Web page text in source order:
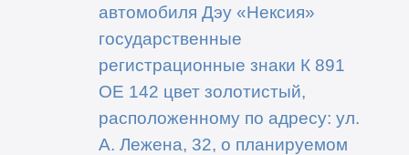
автомобиля Дэу «Нексия»
государственные
регистрационные знаки К 891
ОЕ 142 цвет золотистый,
расположенному по адресу: ул.
А. Лежена, 32, о планируемом